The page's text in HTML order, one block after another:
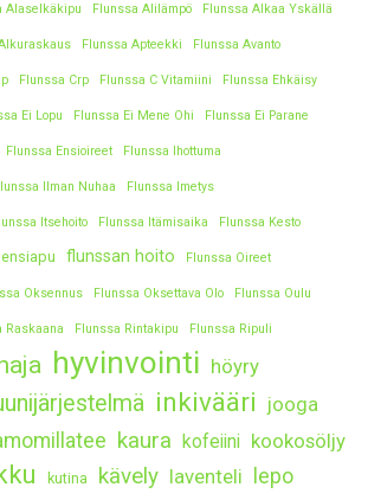
Alaselkäkipu Flunssa Alilämpö Flunssa Alkaa Yskällä
Flunssa Apteekki Flunssa Avanto
Flunssa Crp Flunssa C Vitamiini Flunssa Ehkäisy
Ei Lopu Flunssa Ei Mene Ohi Flunssa Ei Parane
Flunssa Ensioireet Flunssa Ihottuma
Ilman Nuhaa Flunssa Imetys
Itsehoito Flunssa Itämisaika Flunssa Kesto
flunssan hoito Flunssa Oireet
Oksennus Flunssa Oksettava Olo Flunssa Oulu
Raskaana Flunssa Rintakipu Flunssa Ripuli
hyvinvointi höyry
inkivääri jooga
kaura kofeiini kookosöljy
kutina kävely laventeli lepo